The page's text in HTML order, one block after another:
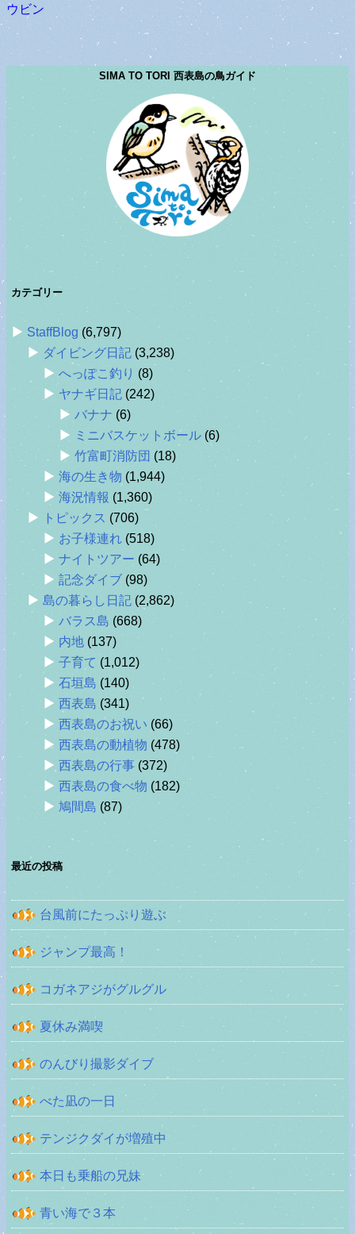
ウビン
SIMA TO TORI 西表島の鳥ガイド
カテゴリー
StaffBlog (6,797)
ダイビング日記 (3,238)
へっぽこ釣り (8)
ヤナギ日記 (242)
バナナ (6)
ミニバスケットボール (6)
竹富町消防団 (18)
海の生き物 (1,944)
海況情報 (1,360)
トピックス (706)
お子様連れ (518)
ナイトツアー (64)
記念ダイブ (98)
島の暮らし日記 (2,862)
バラス島 (668)
内地 (137)
子育て (1,012)
石垣島 (140)
西表島 (341)
西表島のお祝い (66)
西表島の動植物 (478)
西表島の行事 (372)
西表島の食べ物 (182)
鳩間島 (87)
最近の投稿
台風前にたっぷり遊ぶ
ジャンプ最高！
コガネアジがグルグル
夏休み満喫
のんびり撮影ダイブ
べた凪の一日
テンジクダイが増殖中
本日も乗船の兄妹
青い海で３本